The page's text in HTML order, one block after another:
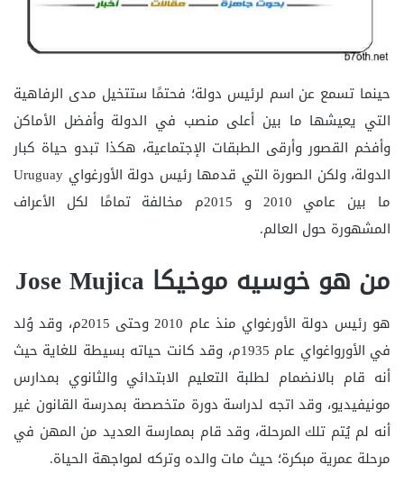
حينما تسمع عن اسم لرئيس دولة؛ فحتمًا ستتخيل مدى الرفاهية
التي يعيشها ما بين أعلى منصب في الدولة وأفضل الأماكن
وأفخم القصور وأرقى الطبقات الإجتماعية، هكذا تبدو حياة كبار
الدولة، ولكن الصورة التي قدمها رئيس دولة الأورغواي Uruguay
ما بين عامي 2010 و 2015م مخالفة تمامًا لكل الأعراف
المشهورة حول العالم.
من هو خوسيه موخيكا Jose Mujica
هو رئيس دولة الأورغواي منذ عام 2010 وحتى 2015م، وقد وُلد
في الأورواغواي عام 1935م، وقد كانت حياته بسيطة للغاية حيث
أنه قام بالانضمام لطلبة التعليم الابتدائي والثانوي بمدارس
مونيفيديو، وقد اتجه لدراسة دورة متخصصة بمدرسة القانون غير
أنه لم يُتم تلك المرحلة، وقد قام بممارسة العديد من المهن في
مرحلة عمرية مبكرة؛ حيث مات والده وتركه لمواجهة الحياة.